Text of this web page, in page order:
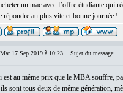
un mac avec l’offre étudiante qui
répondre au plus vite et bonne journée !
17 Sep 2019 à 10:23 Sujet du message:
au même prix que le MBA souffre,
sont tous deux de même génération,